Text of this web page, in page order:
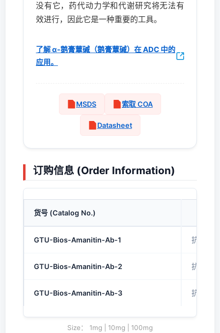
没有它，药代动力学和代谢研究将无法有
效进行，因此它是一种重要的工具。
了解 α-鹅膏蕈碱（鹅膏蕈碱）在 ADC 中的
应用。
MSDS 索取 COA
Datasheet
订购信息 (Order Information)
货号 (Catalog No.)
GTU-Bios-Amanitin-Ab-1 抗鹅膏
GTU-Bios-Amanitin-Ab-2 抗鹅膏
GTU-Bios-Amanitin-Ab-3 抗鹅膏
Size： 1mg | 10mg | 100mg